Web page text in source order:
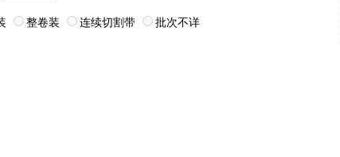
整卷装 连续切割带 批次不详